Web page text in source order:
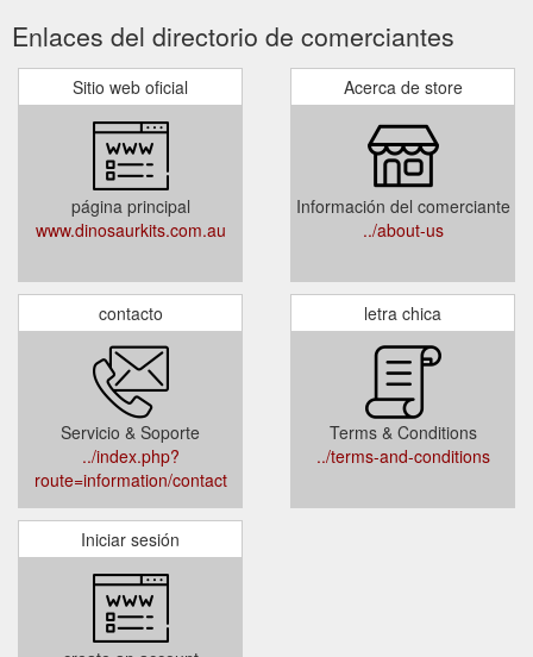
Enlaces del directorio de comerciantes
Sitio web oficial
página principal
www.dinosaurkits.com.au
Acerca de store
Información del comerciante
../about-us
contacto
Servicio & Soporte
../index.php?
route=information/contact
letra chica
Terms & Conditions
../terms-and-conditions
Iniciar sesión